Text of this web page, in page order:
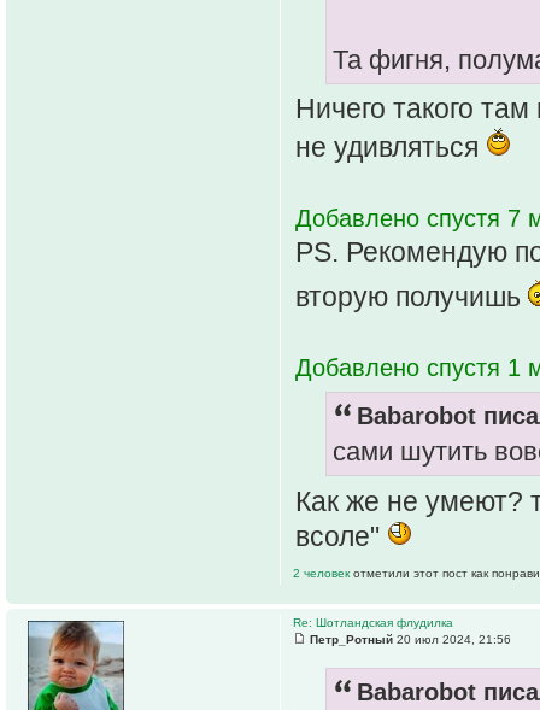
Та фигня,
Ничего такого
не удивляться
Добавлено спустя 7
PS. Рекомендую
вторую получишь
Добавлено спустя 1
Babarobot
сами шутить
Как же не умеют?
всоле"
2 человек отметили этот пост как
Re: Шотландская флудилка
Петр_Ротный 20 июл 2024, 21:56
Babarobot